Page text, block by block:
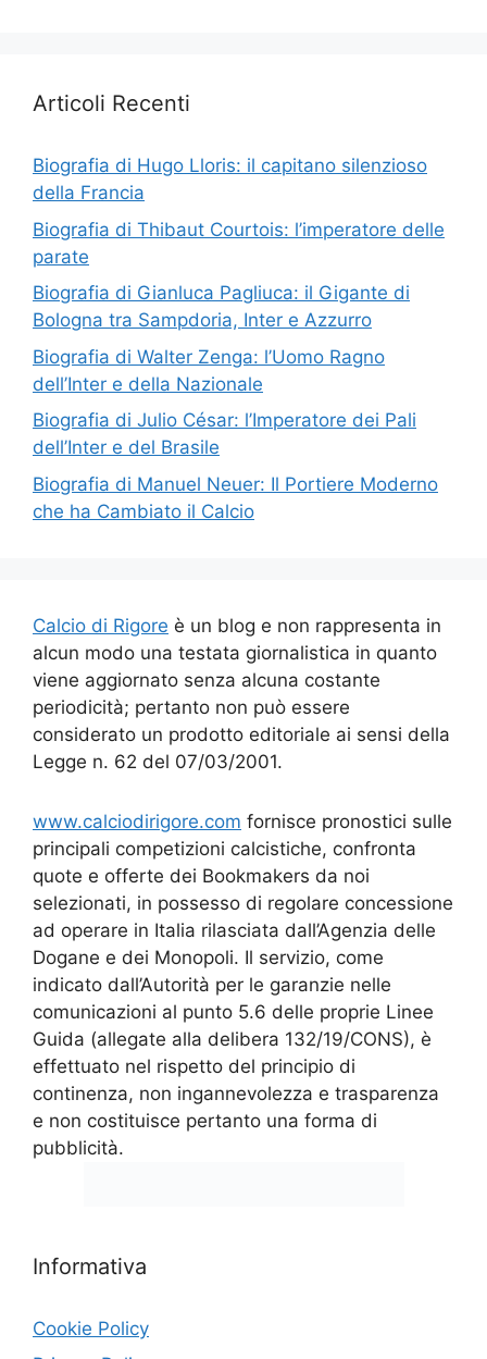
Articoli Recenti
Biografia di Hugo Lloris: il capitano silenzioso
della Francia
Biografia di Thibaut Courtois: l’imperatore delle
parate
Biografia di Gianluca Pagliuca: il Gigante di
Bologna tra Sampdoria, Inter e Azzurro
Biografia di Walter Zenga: l’Uomo Ragno
dell’Inter e della Nazionale
Biografia di Julio César: l’Imperatore dei Pali
dell’Inter e del Brasile
Biografia di Manuel Neuer: Il Portiere Moderno
che ha Cambiato il Calcio
Calcio di Rigore è un blog e non rappresenta in
alcun modo una testata giornalistica in quanto
viene aggiornato senza alcuna costante
periodicità; pertanto non può essere
considerato un prodotto editoriale ai sensi della
Legge n. 62 del 07/03/2001.
www.calciodirigore.com fornisce pronostici sulle
principali competizioni calcistiche, confronta
quote e offerte dei Bookmakers da noi
selezionati, in possesso di regolare concessione
ad operare in Italia rilasciata dall’Agenzia delle
Dogane e dei Monopoli. Il servizio, come
indicato dall’Autorità per le garanzie nelle
comunicazioni al punto 5.6 delle proprie Linee
Guida (allegate alla delibera 132/19/CONS), è
effettuato nel rispetto del principio di
continenza, non ingannevolezza e trasparenza
e non costituisce pertanto una forma di
pubblicità.
Informativa
Cookie Policy